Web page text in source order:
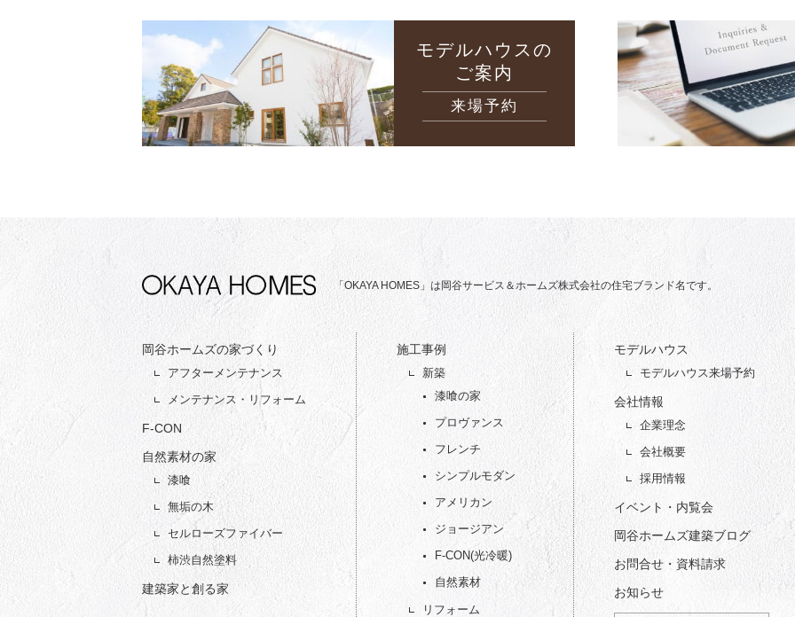
モデルハウスの
ご案内
来場予約
「OKAYA HOMES」は岡谷サービス＆ホームズ株式会社の住宅ブランド名です。
岡谷ホームズの家づくり
アフターメンテナンス
メンテナンス・リフォーム
F-CON
自然素材の家
漆喰
無垢の木
セルローズファイバー
柿渋自然塗料
建築家と創る家
施工事例
新築
漆喰の家
プロヴァンス
フレンチ
シンプルモダン
アメリカン
ジョージアン
F-CON(光冷暖)
自然素材
リフォーム
モデルハウス
モデルハウス来場予約
会社情報
企業理念
会社概要
採用情報
イベント・内覧会
岡谷ホームズ建築ブログ
お問合せ・資料請求
お知らせ